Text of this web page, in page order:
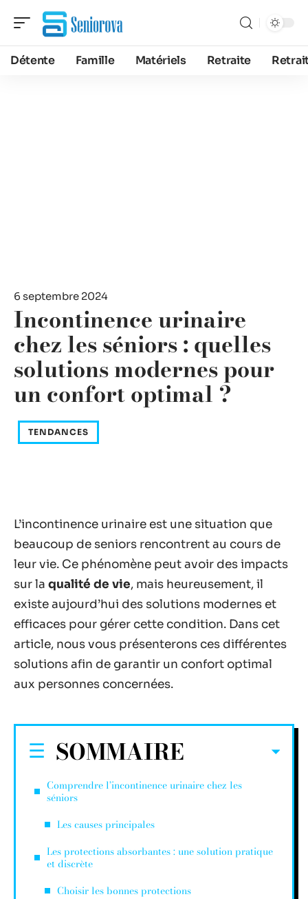
Détente Famille Matériels Retraite
6 septembre 2024
Incontinence urinaire
chez les séniors : quelles
solutions modernes pour
un confort optimal ?
TENDANCES
L’incontinence urinaire est une situation que
beaucoup de seniors rencontrent au cours de
leur vie. Ce phénomène peut avoir des impacts
sur la qualité de vie, mais heureusement, il
existe aujourd’hui des solutions modernes et
efficaces pour gérer cette condition. Dans cet
article, nous vous présenterons ces différentes
solutions afin de garantir un confort optimal
aux personnes concernées.
SOMMAIRE
Comprendre l’incontinence urinaire chez les
séniors
Les causes principales
Les protections absorbantes : une solution pratique
et discrète
Choisir les bonnes protections